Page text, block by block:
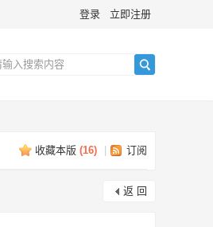
登录 立即注册
索
收藏本版 (16) 订阅
返 回